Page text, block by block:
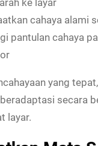
ke layar
cahaya alami
pantulan cahaya
yang
secara
layar.